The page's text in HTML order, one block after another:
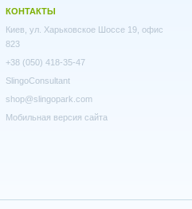
КОНТАКТЫ
Киев, ул. Харьковское Шоссе 19, офис
823
+38 (050) 418-35-47
SlingoConsultant
shop@slingopark.com
Мобильная версия сайта